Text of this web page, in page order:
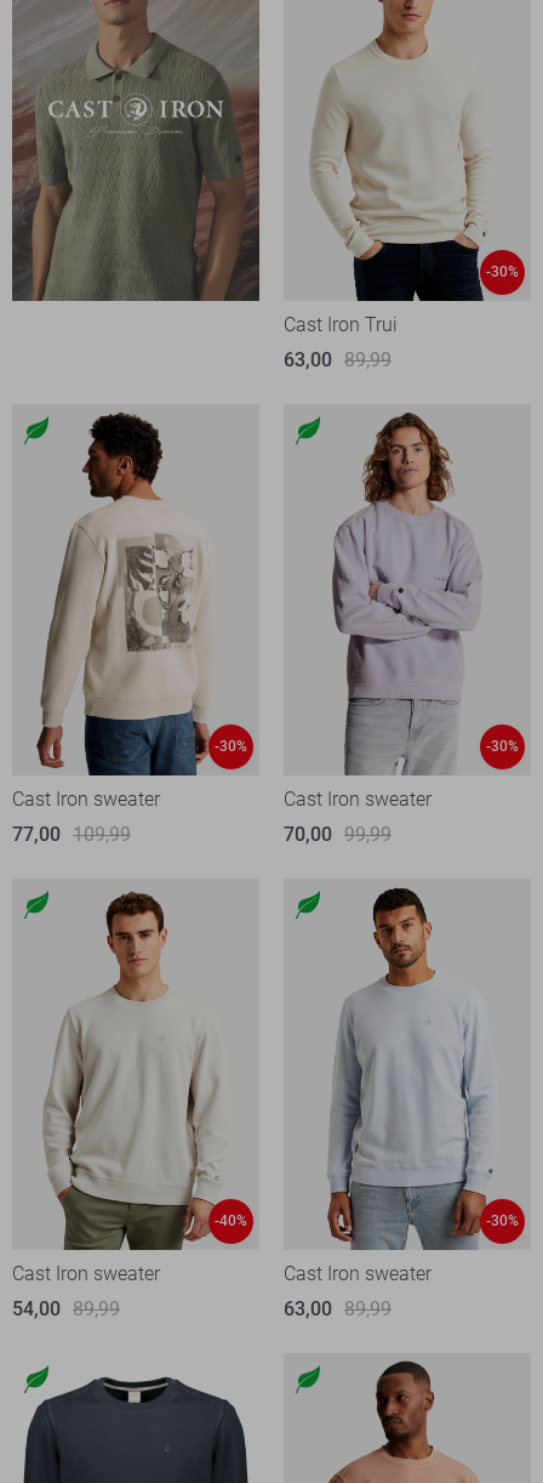
-30%
Cast Iron Trui
63,00 89,99
-30%
Cast Iron sweater
77,00 109,99
-30%
Cast Iron sweater
70,00 99,99
-40%
Cast Iron sweater
54,00 89,99
-30%
Cast Iron sweater
63,00 89,99